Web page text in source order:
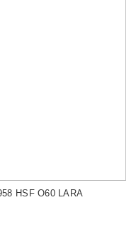
HSF O60 LARA